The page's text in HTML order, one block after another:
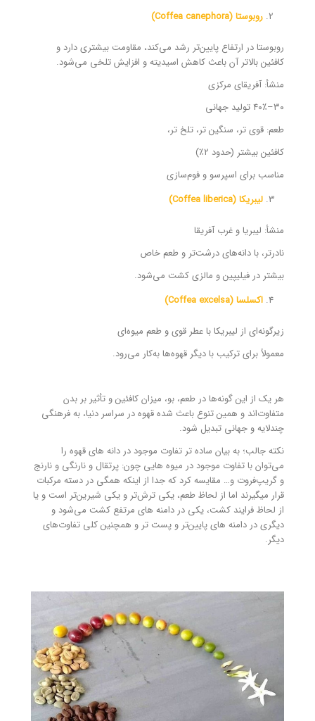
روبوستا (Coffea canephora)
روبوستا در ارتفاع پایین‌تر رشد می‌کند، مقاومت بیشتری دارد و
کافئین بالاتر آن باعث کاهش اسیدیته و افزایش تلخی می‌شود.
منشأ: آفریقای مرکزی
۳۰–۴۰٪ تولید جهانی
طعم: قوی تر، سنگین تر، تلخ‌ تر،
کافئین بیشتر (حدود ۲٪)
مناسب برای اسپرسو و فوم‌سازی
لیبریکا (Coffea liberica)
منشأ: لیبریا و غرب آفریقا
نادرتر، با دانه‌های درشت‌تر و طعم خاص
بیشتر در فیلیپین و مالزی کشت می‌شود.
اکسلسا (Coffea excelsa)
زیرگونه‌ای از لیبریکا با عطر قوی و طعم میوه‌ای
معمولاً برای ترکیب با دیگر قهوه‌ها به‌کار می‌رود.
هر یک از این گونه‌ها در طعم، بو، میزان کافئین و تأثیر بر بدن
متفاوت‌اند و همین تنوع باعث شده قهوه در سراسر دنیا، به فرهنگی
چندلایه و جهانی تبدیل شود.
نکته جالب؛ به بیان ساده تر تفاوت موجود در دانه های قهوه را
می‌توان با تفاوت موجود در میوه هایی چون: پرتقال و نارنگی و نارنج
و گریپ‌فروت و… مقایسه کرد که جدا از اینکه همگی در دسته مرکبات
قرار میگیرند اما از لحاظ طعم، یکی ترش‌تر و یکی شیرین‌تر است و یا
از لحاظ فرایند کشت، یکی در دامنه های مرتفع کشت می‌شود و
دیگری در دامنه های پایین‌تر و پست تر و همچنین کلی تفاوت‌های
دیگر.